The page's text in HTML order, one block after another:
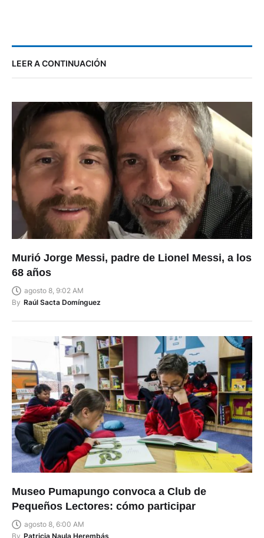
LEER A CONTINUACIÓN
Murió Jorge Messi, padre de Lionel Messi, a los
68 años
agosto 8, 9:02 AM
By Raúl Sacta Domínguez
Museo Pumapungo convoca a Club de
Pequeños Lectores: cómo participar
agosto 8, 6:00 AM
By Patricia Naula Herembás